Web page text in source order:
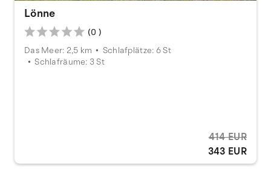
Lönne
(0 )
Das Meer: 2,5 km
Schlafplätze: 6 St
Schlafräume: 3 St
414 EUR
343 EUR